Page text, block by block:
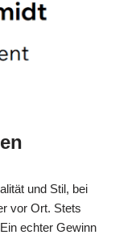
und Stil, bei
vor Ort. Stets
echter Gewinn